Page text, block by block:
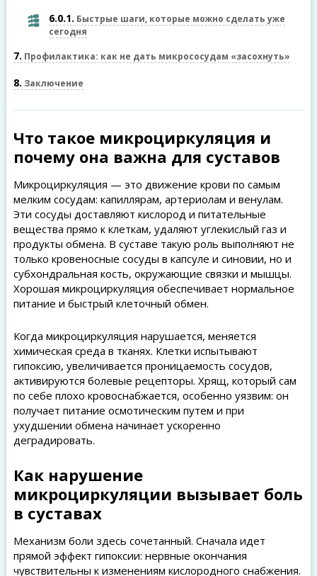
6.0.1 Быстрые шаги, которые можно сделать уже
сегодня
7 Профилактика: как не дать микрососудам «засохнуть»
8 Заключение
Что такое микроциркуляция и
почему она важна для суставов
Микроциркуляция — это движение крови по самым
мелким сосудам: капиллярам, артериолам и венулам.
Эти сосуды доставляют кислород и питательные
вещества прямо к клеткам, удаляют углекислый газ и
продукты обмена. В суставе такую роль выполняют не
только кровеносные сосуды в капсуле и синовии, но и
субхондральная кость, окружающие связки и мышцы.
Хорошая микроциркуляция обеспечивает нормальное
питание и быстрый клеточный обмен.
Когда микроциркуляция нарушается, меняется
химическая среда в тканях. Клетки испытывают
гипоксию, увеличивается проницаемость сосудов,
активируются болевые рецепторы. Хрящ, который сам
по себе плохо кровоснабжается, особенно уязвим: он
получает питание осмотическим путем и при
ухудшении обмена начинает ускоренно
деградировать.
Как нарушение
микроциркуляции вызывает боль
в суставах
Механизм боли здесь сочетанный. Сначала идет
прямой эффект гипоксии: нервные окончания
чувствительны к изменениям кислородного снабжения.